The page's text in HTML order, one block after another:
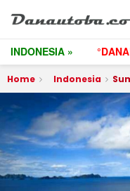
INDONESIA »
Home Indonesia